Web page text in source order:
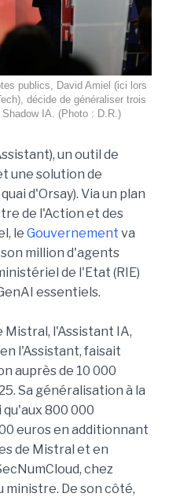
publics, David Amiel (ici lors
décide de généraliser trois
IA. (Photo : D.R.)
un outil de
une solution de
d'Orsay). Via un plan
de l'Action et des
le Gouvernement va
million d'agents
de l'Etat (RIE)
essentiels.
Mistral, l'Assistant IA,
l'Assistant, faisait
auprès de 10 000
Sa généralisation à la
800 000
euros en additionnant
de Mistral et en
chez
ministre. De son côté,